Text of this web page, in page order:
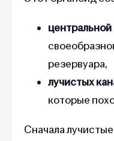
резервуара,
лучистых
которые
Сначала